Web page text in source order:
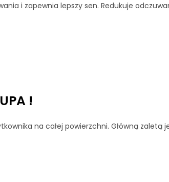
i zapewnia lepszy sen. Redukuje
!
na całej powierzchni. Główną